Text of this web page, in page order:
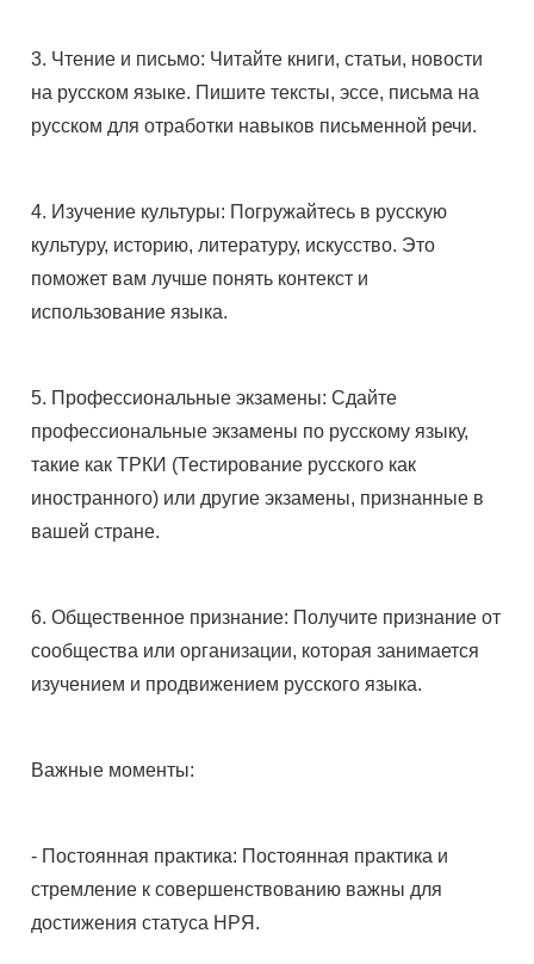
3. Чтение и письмо: Читайте книги, статьи, новости
на русском языке. Пишите тексты, эссе, письма на
русском для отработки навыков письменной речи.
4. Изучение культуры: Погружайтесь в русскую
культуру, историю, литературу, искусство. Это
поможет вам лучше понять контекст и
использование языка.
5. Профессиональные экзамены: Сдайте
профессиональные экзамены по русскому языку,
такие как ТРКИ (Тестирование русского как
иностранного) или другие экзамены, признанные в
вашей стране.
6. Общественное признание: Получите признание от
сообщества или организации, которая занимается
изучением и продвижением русского языка.
Важные моменты:
- Постоянная практика: Постоянная практика и
стремление к совершенствованию важны для
достижения статуса НРЯ.